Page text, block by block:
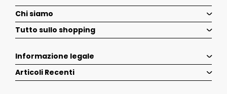
Chi siamo
Tutto sullo shopping
Informazione legale
Articoli Recenti